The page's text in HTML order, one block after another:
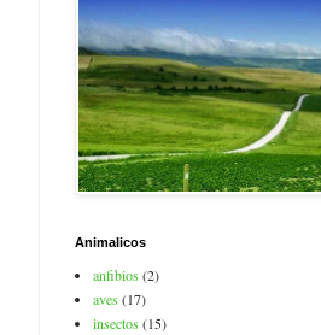
Animalicos
anfibios(2)
aves(17)
insectos(15)